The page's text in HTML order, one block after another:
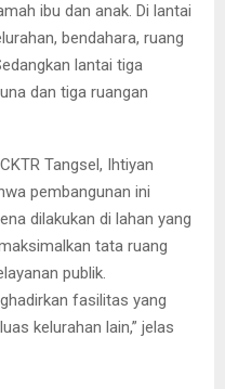
ibu dan anak. Di lantai
bendahara, ruang
lantai tiga
dan tiga ruangan
Tangsel, Ihtiyan
pembangunan ini
dilakukan di lahan yang
tata ruang
publik.
fasilitas yang
kelurahan lain,” jelas